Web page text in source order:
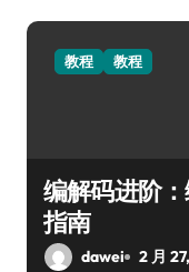
教程 教程
编解码进阶
指南
dawei 2 月